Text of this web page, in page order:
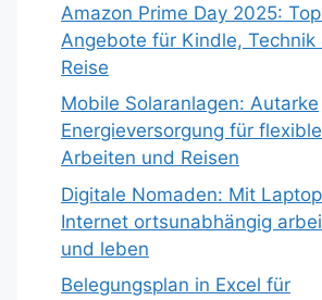
Amazon Prime Day 2025:
Angebote für Kindle, Technik
Reise
Mobile Solaranlagen: Autarke
Energieversorgung für
Arbeiten und Reisen
Digitale Nomaden: Mit
Internet ortsunabhängig
und leben
Belegungsplan in Excel für